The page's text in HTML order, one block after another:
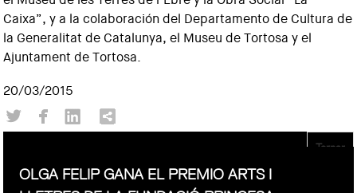
Caixa”, y a la colaboración del Departamento de Cultura de
la Generalitat de Catalunya, el Museu de Tortosa y el
Ajuntament de Tortosa.
20/03/2015
Tornar
OLGA FELIP GANA EL PREMIO ARTS I